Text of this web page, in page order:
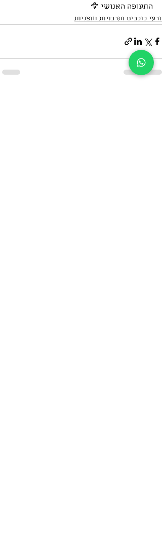
התעופה האנושי 🦅
זרעי כוכבים ותרבויות חוצניות